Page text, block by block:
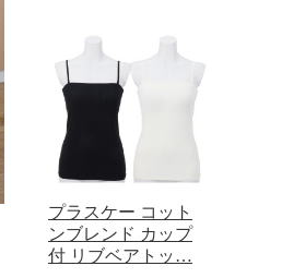
プラスケー コット
ンブレンド カップ
付 リブベアトッ…